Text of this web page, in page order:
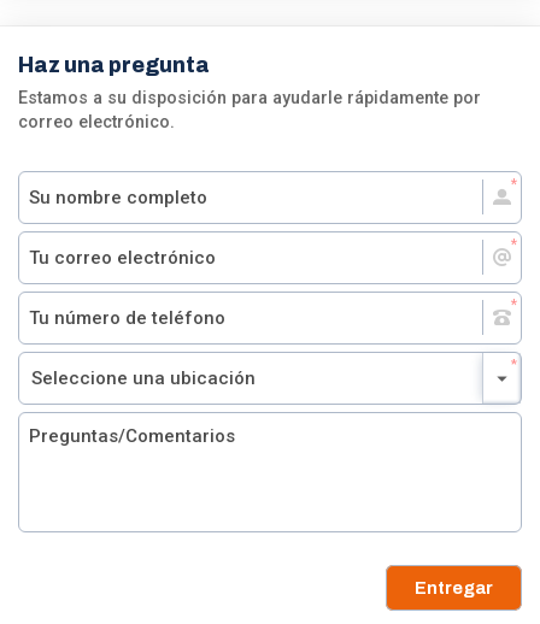
Haz una pregunta
Estamos a su disposición para ayudarle rápidamente por
correo electrónico.
Entregar